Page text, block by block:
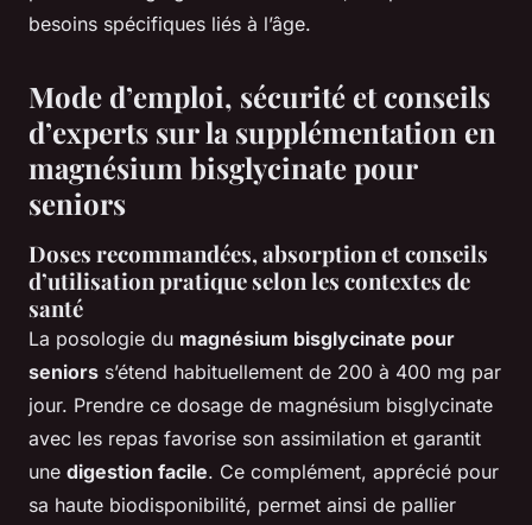
besoins spécifiques liés à l’âge.
Mode d’emploi, sécurité et conseils
d’experts sur la supplémentation en
magnésium bisglycinate pour
seniors
Doses recommandées, absorption et conseils
d’utilisation pratique selon les contextes de
santé
La posologie du magnésium bisglycinate pour
seniors s’étend habituellement de 200 à 400 mg par
jour. Prendre ce dosage de magnésium bisglycinate
avec les repas favorise son assimilation et garantit
une digestion facile. Ce complément, apprécié pour
sa haute biodisponibilité, permet ainsi de pallier